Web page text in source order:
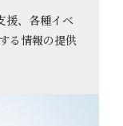
援、各種イベ
る情報の提供